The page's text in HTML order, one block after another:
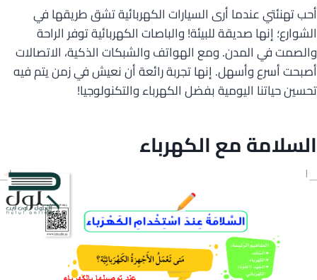
أحب تهنئتي عندما أرى السيارات الكهربائية تشق طريقها في
الشوارع؛ إنها صديقة للبيئة! والباصات الكهربائية توفر الراحة
والصمت في المدن. ومع الهواتف والشبكات الذكية، الاتصالات
أصبحت أسرع وأسهل. إنها تجربة رائعة أن نعيش في زمن يتم فيه
تحسين حياتنا اليومية بفضل الكهرباء والتكنولوجيا!
السلامة مع الكهرباء